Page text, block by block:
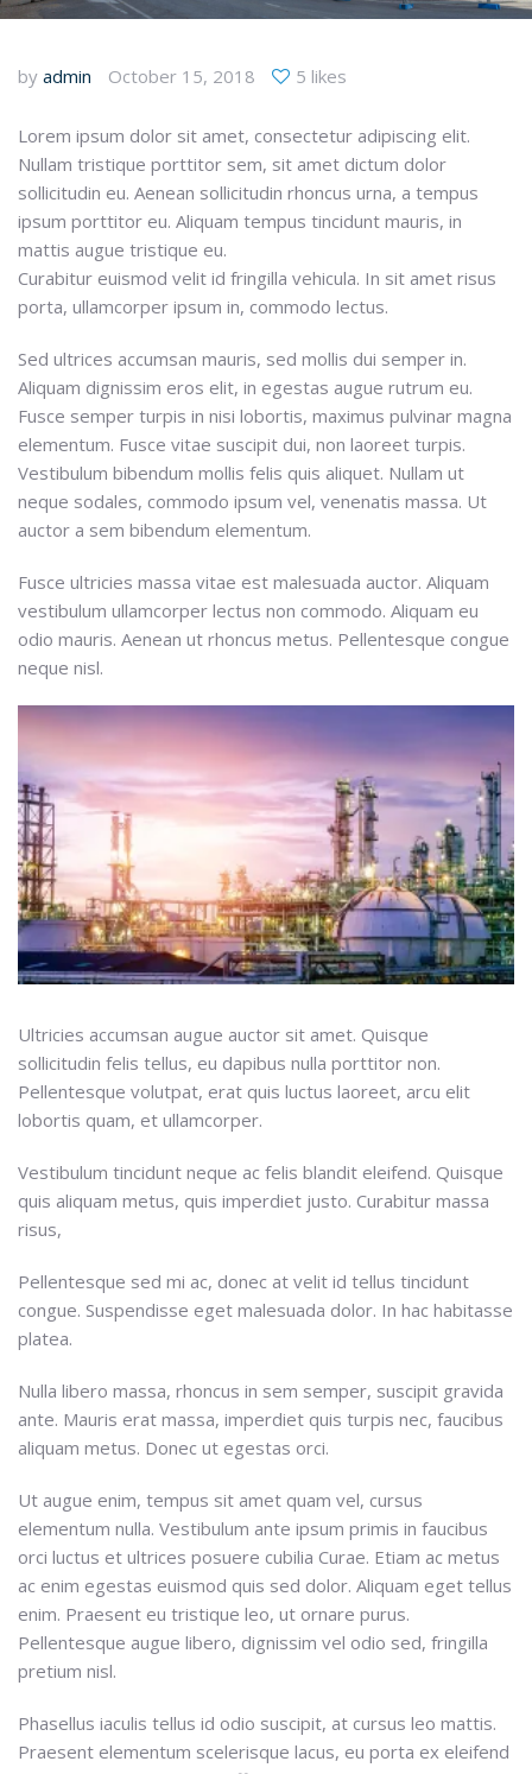
by admin October 15, 2018 5 likes
Lorem ipsum dolor sit amet, consectetur adipiscing elit.
Nullam tristique porttitor sem, sit amet dictum dolor
sollicitudin eu. Aenean sollicitudin rhoncus urna, a tempus
ipsum porttitor eu. Aliquam tempus tincidunt mauris, in
mattis augue tristique eu.
Curabitur euismod velit id fringilla vehicula. In sit amet risus
porta, ullamcorper ipsum in, commodo lectus.
Sed ultrices accumsan mauris, sed mollis dui semper in.
Aliquam dignissim eros elit, in egestas augue rutrum eu.
Fusce semper turpis in nisi lobortis, maximus pulvinar magna
elementum. Fusce vitae suscipit dui, non laoreet turpis.
Vestibulum bibendum mollis felis quis aliquet. Nullam ut
neque sodales, commodo ipsum vel, venenatis massa. Ut
auctor a sem bibendum elementum.
Fusce ultricies massa vitae est malesuada auctor. Aliquam
vestibulum ullamcorper lectus non commodo. Aliquam eu
odio mauris. Aenean ut rhoncus metus. Pellentesque congue
neque nisl.
Ultricies accumsan augue auctor sit amet. Quisque
sollicitudin felis tellus, eu dapibus nulla porttitor non.
Pellentesque volutpat, erat quis luctus laoreet, arcu elit
lobortis quam, et ullamcorper.
Vestibulum tincidunt neque ac felis blandit eleifend. Quisque
quis aliquam metus, quis imperdiet justo. Curabitur massa
risus,
Pellentesque sed mi ac, donec at velit id tellus tincidunt
congue. Suspendisse eget malesuada dolor. In hac habitasse
platea.
Nulla libero massa, rhoncus in sem semper, suscipit gravida
ante. Mauris erat massa, imperdiet quis turpis nec, faucibus
aliquam metus. Donec ut egestas orci.
Ut augue enim, tempus sit amet quam vel, cursus
elementum nulla. Vestibulum ante ipsum primis in faucibus
orci luctus et ultrices posuere cubilia Curae. Etiam ac metus
ac enim egestas euismod quis sed dolor. Aliquam eget tellus
enim. Praesent eu tristique leo, ut ornare purus.
Pellentesque augue libero, dignissim vel odio sed, fringilla
pretium nisl.
Phasellus iaculis tellus id odio suscipit, at cursus leo mattis.
Praesent elementum scelerisque lacus, eu porta ex eleifend